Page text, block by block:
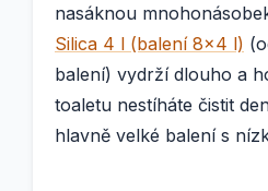
nasáknou
Silica 4 l (balení 8×4 l)
balení) vydrží dlouho a
toaletu nestíháte čistit
hlavně velké balení s